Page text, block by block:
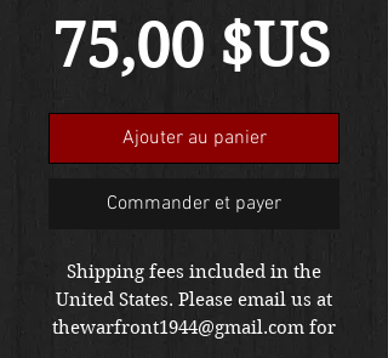
75,00 $US
Ajouter au panier
Commander et payer
Shipping fees included in the
United States. Please email us at
thewarfront1944@gmail.com for